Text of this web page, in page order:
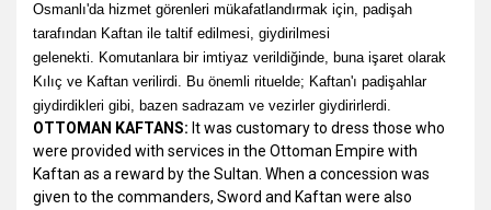
Osmanlı'da hizmet görenleri mükafatlandırmak için, padişah
tarafından Kaftan ile taltif edilmesi, giydirilmesi
gelenekti. Komutanlara bir imtiyaz verildiğinde, buna işaret olarak
Kılıç ve Kaftan verilirdi. Bu önemli rituelde; Kaftan'ı padişahlar
giydirdikleri gibi, bazen sadrazam ve vezirler giydirirlerdi.
OTTOMAN KAFTANS: It was customary to dress those who
were provided with services in the Ottoman Empire with
Kaftan as a reward by the Sultan. When a concession was
given to the commanders, Sword and Kaftan were also